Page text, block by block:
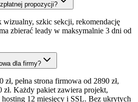
propozycji?
szkic sekcji, rekomendację
zbierać leady w maksymalnie 3 dni od
dla firmy?
pełna strona firmowa od 2890 zł,
Każdy pakiet zawiera projekt,
12 miesięcy i SSL. Bez ukrytych